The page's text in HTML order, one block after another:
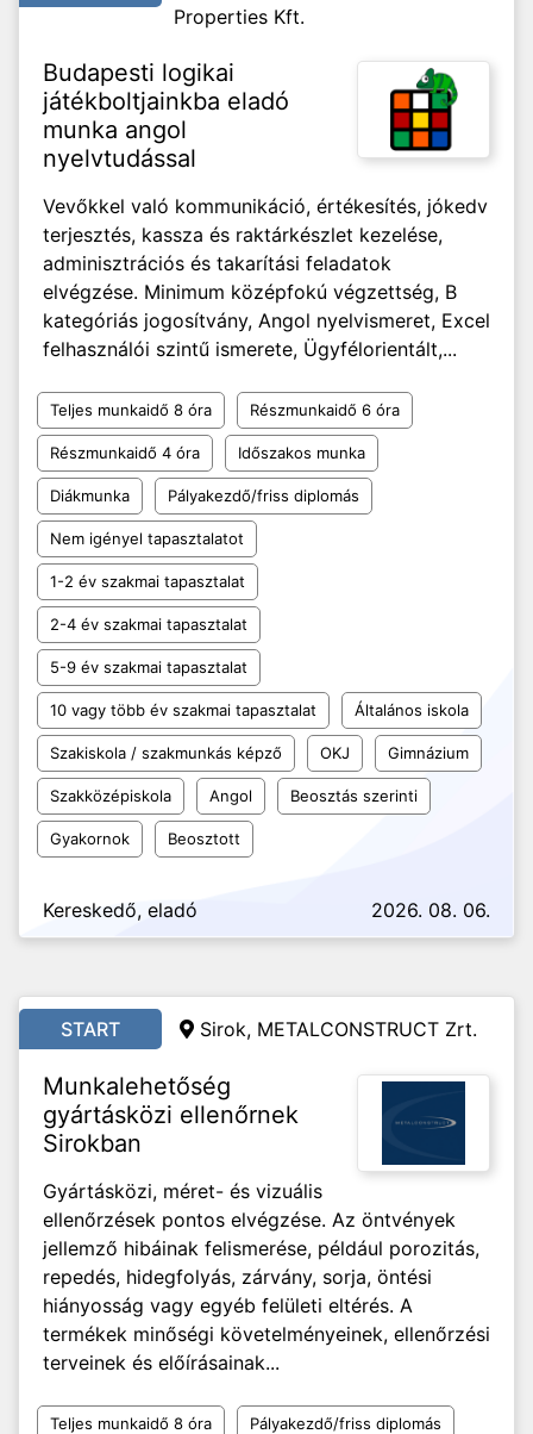
Properties Kft.
Budapesti logikai
játékboltjainkba eladó
munka angol
nyelvtudással
Vevőkkel való kommunikáció, értékesítés, jókedv
terjesztés, kassza és raktárkészlet kezelése,
adminisztrációs és takarítási feladatok
elvégzése. Minimum középfokú végzettség, B
kategóriás jogosítvány, Angol nyelvismeret, Excel
felhasználói szintű ismerete, Ügyfélorientált,...
Teljes munkaidő 8 óra Részmunkaidő 6 óra
Részmunkaidő 4 óra Időszakos munka
Diákmunka Pályakezdő/friss diplomás
Nem igényel tapasztalatot
1-2 év szakmai tapasztalat
2-4 év szakmai tapasztalat
5-9 év szakmai tapasztalat
10 vagy több év szakmai tapasztalat Általános iskola
Szakiskola / szakmunkás képző OKJ Gimnázium
Szakközépiskola Angol Beosztás szerinti
Gyakornok Beosztott
Kereskedő, eladó 2026. 08. 06.
START Sirok, METALCONSTRUCT Zrt.
Munkalehetőség
gyártásközi ellenőrnek
Sirokban
Gyártásközi, méret- és vizuális
ellenőrzések pontos elvégzése. Az öntvények
jellemző hibáinak felismerése, például porozitás,
repedés, hidegfolyás, zárvány, sorja, öntési
hiányosság vagy egyéb felületi eltérés. A
termékek minőségi követelményeinek, ellenőrzési
terveinek és előírásainak...
Teljes munkaidő 8 óra Pályakezdő/friss diplomás